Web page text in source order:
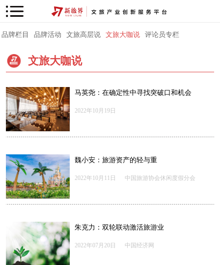
品牌栏目 品牌活动 文旅高层说 文旅大咖说 评论员专栏
文旅大咖说
马英尧：在确定性中寻找突破口和机会
2022年10月19日
魏小安：旅游资产的轻与重
2022年10月11日 中国旅游协会休闲度假分会
朱克力：双轮联动激活旅游业
2022年07月20日 中国经济网